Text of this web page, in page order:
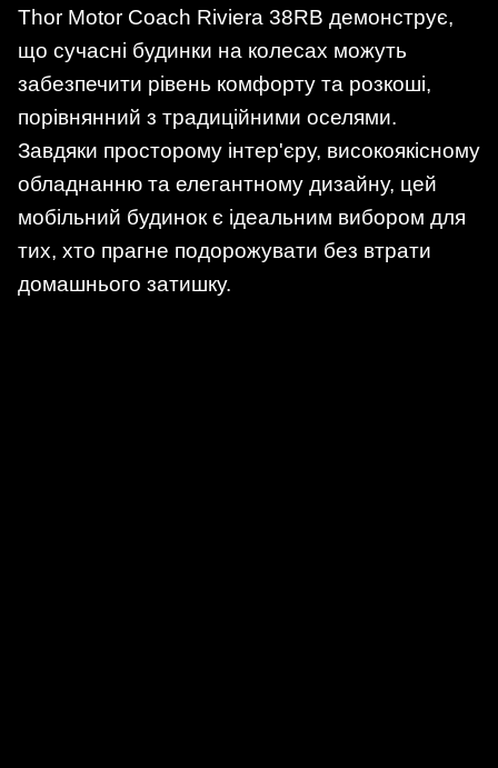
Thor Motor Coach Riviera 38RB демонструє,
що сучасні будинки на колесах можуть
забезпечити рівень комфорту та розкоші,
порівнянний з традиційними оселями.
Завдяки просторому інтер'єру, високоякісному
обладнанню та елегантному дизайну, цей
мобільний будинок є ідеальним вибором для
тих, хто прагне подорожувати без втрати
домашнього затишку.​